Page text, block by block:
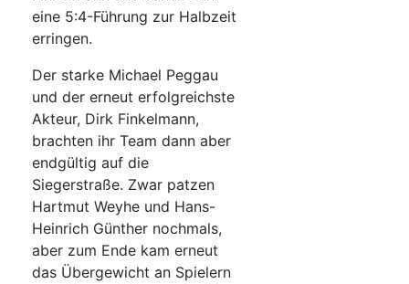
eine 5:4-Führung zur Halbzeit
erringen.
Der starke Michael Peggau
und der erneut erfolgreichste
Akteur, Dirk Finkelmann,
brachten ihr Team dann aber
endgültig auf die
Siegerstraße. Zwar patzen
Hartmut Weyhe und Hans-
Heinrich Günther nochmals,
aber zum Ende kam erneut
das Übergewicht an Spielern